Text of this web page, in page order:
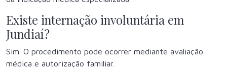
Existe internação involuntária em
Jundiaí?
Sim. O procedimento pode ocorrer mediante avaliação
médica e autorização familiar.